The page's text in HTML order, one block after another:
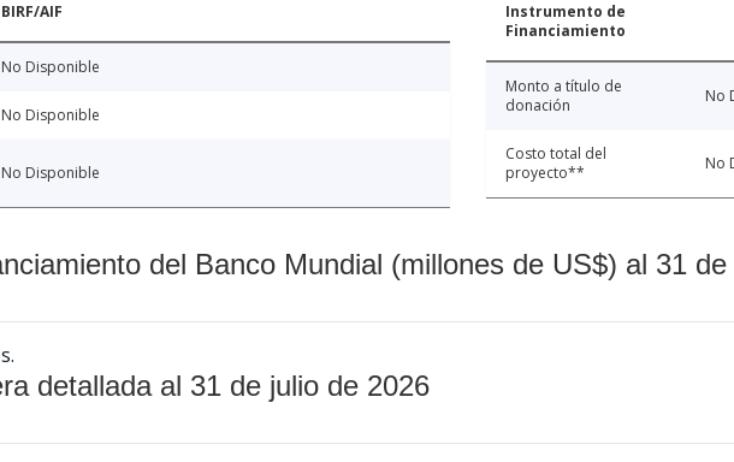
BIRF/AIF
No Disponible
No Disponible
No Disponible
Instrumento de
Financiamiento
Monto a título de
donación
No
Costo total del
proyecto**
No
del Banco Mundial (millones de US$) al 31
detallada al 31 de julio de 2026